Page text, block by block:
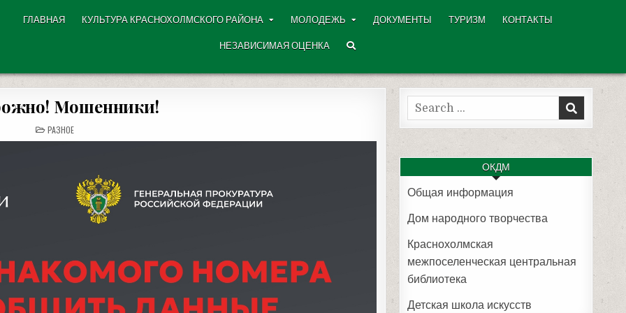
ГЛАВНАЯ КУЛЬТУРА КРАСНОХОЛМСКОГО РАЙОНА МОЛОДЕЖЬ ДОКУМЕНТЫ ТУРИЗМ КОНТАКТЫ
НЕЗАВИСИМАЯ ОЦЕНКА
Мошенники!
POSTED
IN
РАЗНОЕ
Search
for:
ОКДМ
Общая информация
Дом народного творчества
Краснохолмская
межпоселенческая центральная
библиотека
Детская школа искусств